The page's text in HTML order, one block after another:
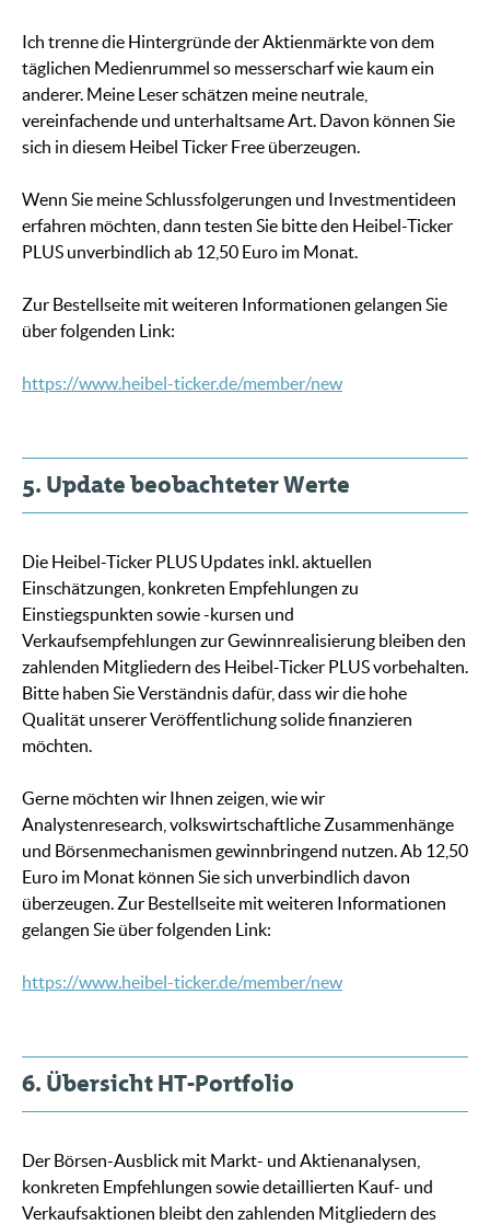
Ich trenne die Hintergründe der Aktienmärkte von dem
täglichen Medienrummel so messerscharf wie kaum ein
anderer. Meine Leser schätzen meine neutrale,
vereinfachende und unterhaltsame Art. Davon können Sie
sich in diesem Heibel Ticker Free überzeugen.
Wenn Sie meine Schlussfolgerungen und Investmentideen
erfahren möchten, dann testen Sie bitte den Heibel-Ticker
PLUS unverbindlich ab 12,50 Euro im Monat.
Zur Bestellseite mit weiteren Informationen gelangen Sie
über folgenden Link:
https://www.heibel-ticker.de/member/new
5. Update beobachteter Werte
Die Heibel-Ticker PLUS Updates inkl. aktuellen
Einschätzungen, konkreten Empfehlungen zu
Einstiegspunkten sowie -kursen und
Verkaufsempfehlungen zur Gewinnrealisierung bleiben den
zahlenden Mitgliedern des Heibel-Ticker PLUS vorbehalten.
Bitte haben Sie Verständnis dafür, dass wir die hohe
Qualität unserer Veröffentlichung solide finanzieren
möchten.
Gerne möchten wir Ihnen zeigen, wie wir
Analystenresearch, volkswirtschaftliche Zusammenhänge
und Börsenmechanismen gewinnbringend nutzen. Ab 12,50
Euro im Monat können Sie sich unverbindlich davon
überzeugen. Zur Bestellseite mit weiteren Informationen
gelangen Sie über folgenden Link:
https://www.heibel-ticker.de/member/new
6. Übersicht HT-Portfolio
Der Börsen-Ausblick mit Markt- und Aktienanalysen,
konkreten Empfehlungen sowie detaillierten Kauf- und
Verkaufsaktionen bleibt den zahlenden Mitgliedern des